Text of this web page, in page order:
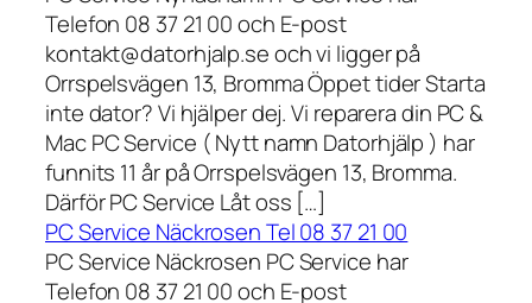
Telefon 08 37 21 00 och E-post
kontakt@datorhjalp.se och vi ligger på
Orrspelsvägen 13, Bromma Öppet tider Starta
inte dator? Vi hjälper dej. Vi reparera din PC &
Mac PC Service ( Nytt namn Datorhjälp ) har
funnits 11 år på Orrspelsvägen 13, Bromma.
Därför PC Service Låt oss […]
PC Service Näckrosen Tel 08 37 21 00
PC Service Näckrosen PC Service har
Telefon 08 37 21 00 och E-post